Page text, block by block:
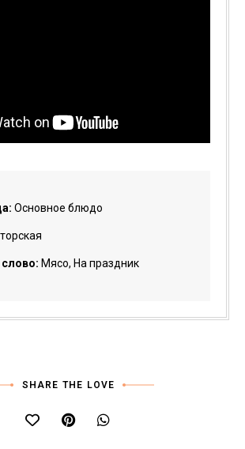
Основное блюдо
Мясо, На праздник
SHARE THE LOVE